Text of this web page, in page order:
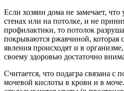
Если хозяин дома не замечает, что
стенах или на потолке, и не
профилактики, то потолок
покрываются ржавчиной, которая
явления происходят и в
своему здоровью достаточно
Считается, что подагра связана с
мочевой кислоты в крови и в